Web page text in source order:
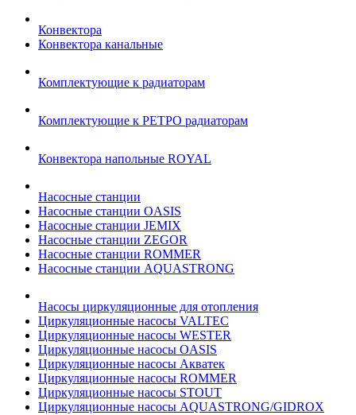
Конвектора
Конвектора канальные
Комплектующие к радиаторам
Комплектующие к РЕТРО радиаторам
Конвектора напольные ROYAL
Насосные станции
Насосные станции OASIS
Насосные станции JEMIX
Насосные станции ZEGOR
Насосные станции ROMMER
Насосные станции AQUASTRONG
Насосы циркуляционные для отопления
Циркуляционные насосы VALTEC
Циркуляционные насосы WESTER
Циркуляционные насосы OASIS
Циркуляционные насосы Акватек
Циркуляционные насосы ROMMER
Циркуляционные насосы STOUT
Циркуляционные насосы AQUASTRONG/GIDROX